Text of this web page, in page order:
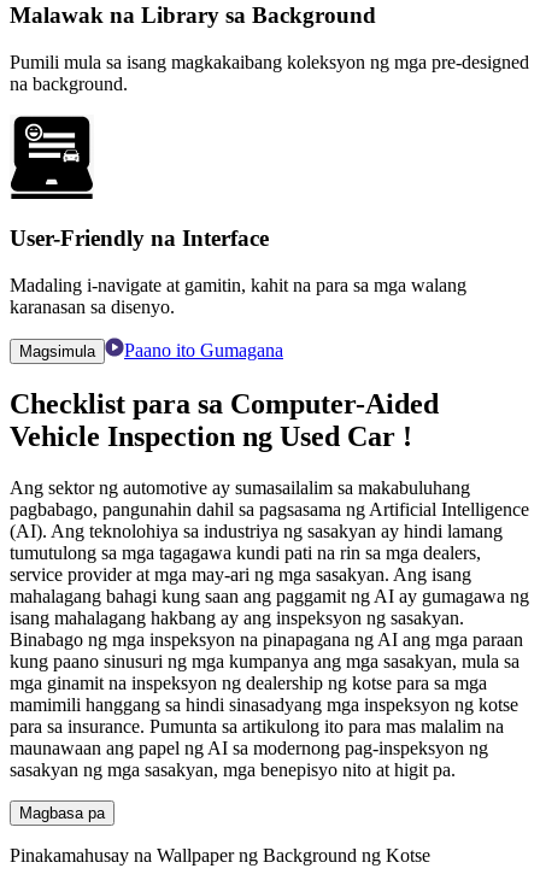
Malawak na Library sa Background
Pumili mula sa isang magkakaibang koleksyon ng mga pre-designed
na background.
User-Friendly na Interface
Madaling i-navigate at gamitin, kahit na para sa mga walang
karanasan sa disenyo.
Magsimula Paano ito Gumagana
Checklist para sa Computer-Aided
Vehicle Inspection ng Used Car !
Ang sektor ng automotive ay sumasailalim sa makabuluhang
pagbabago, pangunahin dahil sa pagsasama ng Artificial Intelligence
(AI). Ang teknolohiya sa industriya ng sasakyan ay hindi lamang
tumutulong sa mga tagagawa kundi pati na rin sa mga dealers,
service provider at mga may-ari ng mga sasakyan. Ang isang
mahalagang bahagi kung saan ang paggamit ng AI ay gumagawa ng
isang mahalagang hakbang ay ang inspeksyon ng sasakyan.
Binabago ng mga inspeksyon na pinapagana ng AI ang mga paraan
kung paano sinusuri ng mga kumpanya ang mga sasakyan, mula sa
mga ginamit na inspeksyon ng dealership ng kotse para sa mga
mamimili hanggang sa hindi sinasadyang mga inspeksyon ng kotse
para sa insurance. Pumunta sa artikulong ito para mas malalim na
maunawaan ang papel ng AI sa modernong pag-inspeksyon ng
sasakyan ng mga sasakyan, mga benepisyo nito at higit pa.
Magbasa pa
Pinakamahusay na Wallpaper ng Background ng Kotse